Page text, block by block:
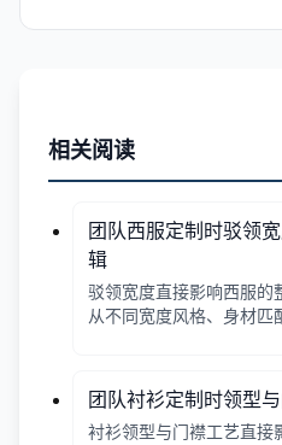
相关阅读
团队西服定制时驳领
辑
驳领宽度直接影响西服的
从不同宽度风格、身材匹
团队衬衫定制时领型
衬衫领型与门襟工艺直接